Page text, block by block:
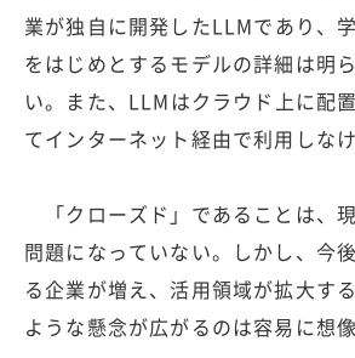
業が独自に開発したLLMであり、
をはじめとするモデルの詳細は明
い。また、LLMはクラウド上に配
てインターネット経由で利用しな
「クローズド」であることは、
問題になっていない。しかし、今
る企業が増え、活用領域が拡大す
ような懸念が広がるのは容易に想像